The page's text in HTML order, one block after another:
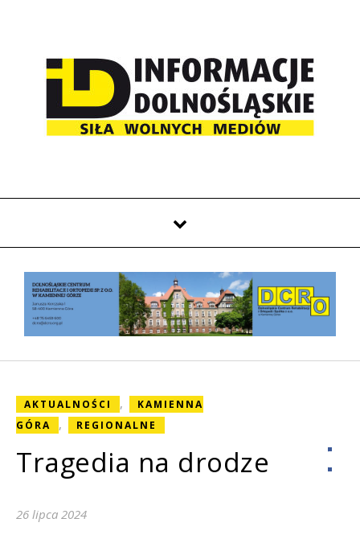
AKTUALNOŚCI ,
KAMIENNA
GÓRA
, REGIONALNE
Tragedia na drodze
26 lipca 2024